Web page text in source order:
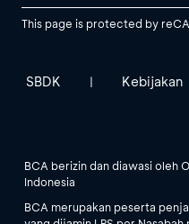
This page is protected by
SBDK | Kebijakan
BCA berizin dan diawasi oleh
Indonesia
BCA merupakan peserta